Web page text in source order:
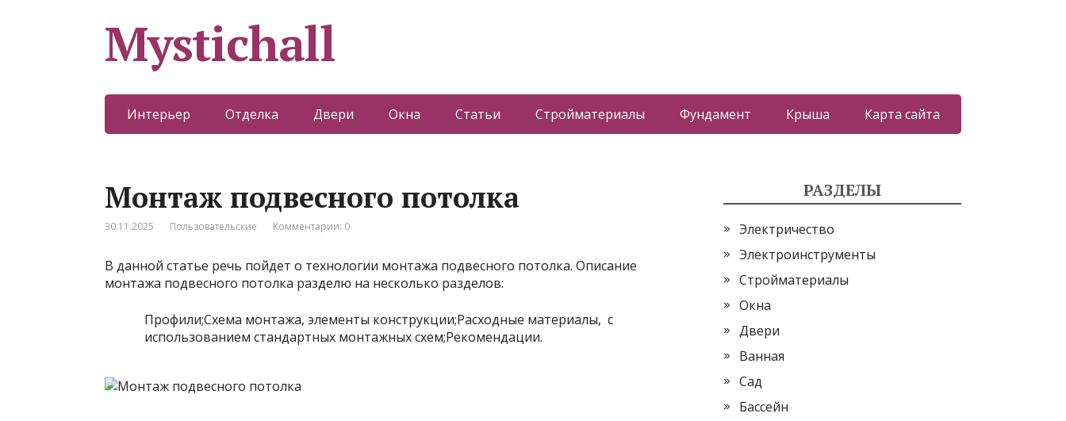
Mystichall
Интерьер Отделка Двери Окна Статьи Стройматериалы Фундамент Крыша Карта сайта
Монтаж подвесного потолка
30.11.2025 Пользовательские Комментарии: 0
В данной статье речь пойдет о технологии монтажа подвесного потолка. Описание
монтажа подвесного потолка разделю на несколько разделов:
Профили;Схема монтажа, элементы конструкции;Расходные материалы, с
использованием стандартных монтажных схем;Рекомендации.
РАЗДЕЛЫ
Электричество
Электроинструменты
Стройматериалы
Окна
Двери
Ванная
Сад
Бассейн